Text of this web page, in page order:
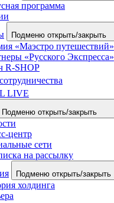
программа
Подменю открыть/закрыть
«Маэстро путешествий»
«Русского Экспресса»
R-SHOP
LIVE
Подменю открыть/закрыть
центр
сети
на рассылку
Подменю открыть/закрыть
холдинга